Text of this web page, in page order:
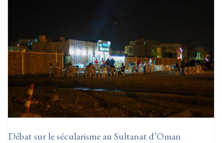
Débat sur le sécularisme au Sultanat d’Oman